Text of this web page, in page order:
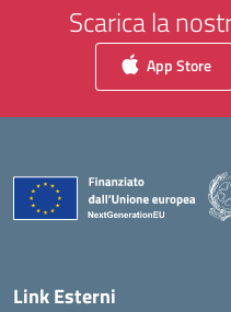
Scarica la
App Store
Link Esterni